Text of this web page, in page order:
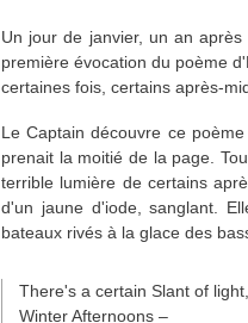
Un jour de janvier, un an
première évocation du poème
certaines fois, certains après-
Le Captain découvre ce
prenait la moitié de la page.
terrible lumière de certains
d'un jaune d'iode, sanglant.
bateaux rivés à la glace des
There's a certain Slant of light,
Winter Afternoons –